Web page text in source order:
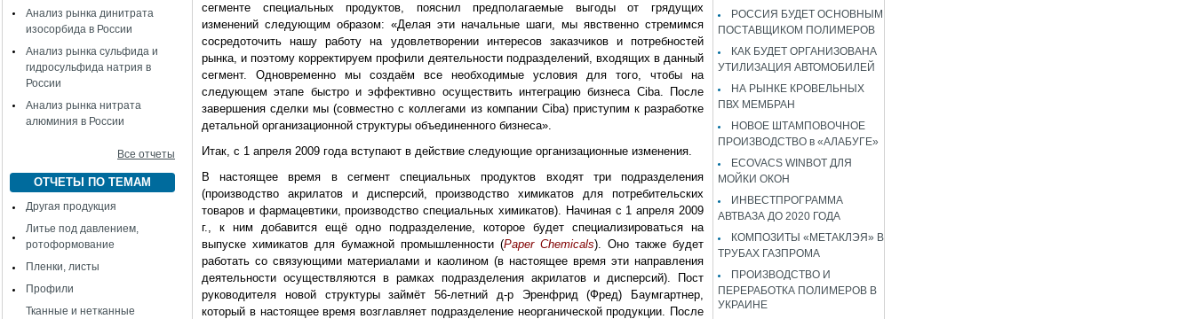
Анализ рынка динитрата
изосорбида в России
Анализ рынка сульфида и
гидросульфида натрия в
России
Анализ рынка нитрата
алюминия в России
Все отчеты
ОТЧЕТЫ ПО ТЕМАМ
Другая продукция
Литье под давлением,
ротоформование
Пленки, листы
Профили
Тканные и нетканные
сегменте специальных продуктов, пояснил предполагаемые выгоды от грядущих
изменений следующим образом: «Делая эти начальные шаги, мы явственно стремимся
сосредоточить нашу работу на удовлетворении интересов заказчиков и потребностей
рынка, и поэтому корректируем профили деятельности подразделений, входящих в данный
сегмент. Одновременно мы создаём все необходимые условия для того, чтобы на
следующем этапе быстро и эффективно осуществить интеграцию бизнеса Ciba. После
завершения сделки мы (совместно с коллегами из компании Ciba) приступим к разработке
детальной организационной структуры объединенного бизнеса».
Итак, с 1 апреля 2009 года вступают в действие следующие организационные изменения.
В настоящее время в сегмент специальных продуктов входят три подразделения
(производство акрилатов и дисперсий, производство химикатов для потребительских
товаров и фармацевтики, производство специальных химикатов). Начиная с 1 апреля 2009
г., к ним добавится ещё одно подразделение, которое будет специализироваться на
выпуске химикатов для бумажной промышленности (Paper Chemicals). Оно также будет
работать со связующими материалами и каолином (в настоящее время эти направления
деятельности осуществляются в рамках подразделения акрилатов и дисперсий). Пост
руководителя новой структуры займёт 56-летний д-р Эренфрид (Фред) Баумгартнер,
который в настоящее время возглавляет подразделение неорганической продукции. После
РОССИЯ БУДЕТ ОСНОВНЫМ
ПОСТАВЩИКОМ ПОЛИМЕРОВ
КАК БУДЕТ ОРГАНИЗОВАНА
УТИЛИЗАЦИЯ АВТОМОБИЛЕЙ
НА РЫНКЕ КРОВЕЛЬНЫХ
ПВХ МЕМБРАН
НОВОЕ ШТАМПОВОЧНОЕ
ПРОИЗВОДСТВО в «АЛАБУГЕ»
ECOVACS WINBOT ДЛЯ
МОЙКИ ОКОН
ИНВЕСТПРОГРАММА
АВТВАЗА ДО 2020 ГОДА
КОМПОЗИТЫ «МЕТАКЛЭЯ» В
ТРУБАХ ГАЗПРОМА
ПРОИЗВОДСТВО И
ПЕРЕРАБОТКА ПОЛИМЕРОВ В
УКРАИНЕ